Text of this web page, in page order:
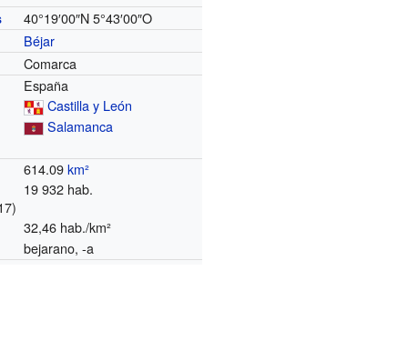
40°19′00″N 5°43′00″O
Béjar
Comarca
España
Castilla y León
Salamanca
614.09km²
19 932 hab.
32,46 hab./km²
bejarano, -a